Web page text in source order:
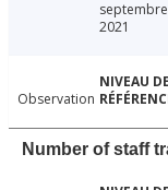
septembre
2021
Observation
Number of staff